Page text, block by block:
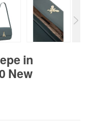
in
New